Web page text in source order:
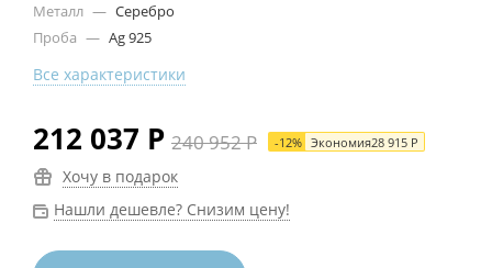
Металл — Серебро
Проба — Ag 925
Все характеристики
212 037 Р 240 952Р -12% Экономия28 915 Р
Хочу в подарок
Нашли дешевле? Снизим цену!